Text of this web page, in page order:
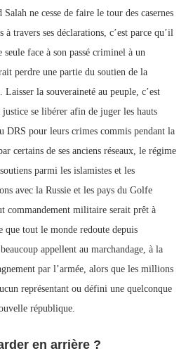
ne cesse de faire le tour des casernes
travers ses déclarations, c’est parce qu’il
seule face à son passé criminel à un
perdre une partie du soutien de la
la souveraineté au peuple, c’est
se libérer afin de juger les hauts
DRS pour leurs crimes commis pendant la
certains de ses anciens réseaux, le régime
parmi les islamistes et les
avec la Russie et les pays du Golfe
commandement militaire serait prêt à
tout le monde redoute depuis
appellent au marchandage, à la
par l’armée, alors que les millions
représentant ou défini une quelconque
république.
en arrière ?